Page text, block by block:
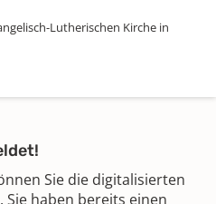
Lutherischen Kirche in
Sie die digitalisierten
haben bereits einen